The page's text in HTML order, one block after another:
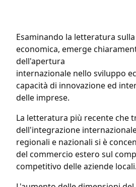
Esaminando la letteratura
economica, emerge
dell'apertura
internazionale nello sviluppo
capacità di innovazione ed
delle imprese.
La letteratura più recente che
dell'integrazione
regionali e nazionali si è
del commercio estero sul
competitivo delle aziende locali.